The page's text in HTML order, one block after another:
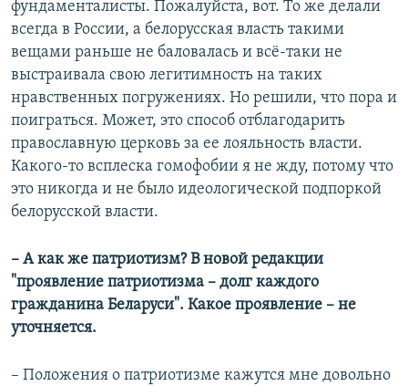
фундаменталисты. Пожалуйста, вот. То же делали
всегда в России, а белорусская власть такими
вещами раньше не баловалась и всё-таки не
выстраивала свою легитимность на таких
нравственных погружениях. Но решили, что пора и
поиграться. Может, это способ отблагодарить
православную церковь за ее лояльность власти.
Какого-то всплеска гомофобии я не жду, потому что
это никогда и не было идеологической подпоркой
белорусской власти.
– А как же патриотизм? В новой редакции
"проявление патриотизма – долг каждого
гражданина Беларуси". Какое проявление – не
уточняется.
– Положения о патриотизме кажутся мне довольно